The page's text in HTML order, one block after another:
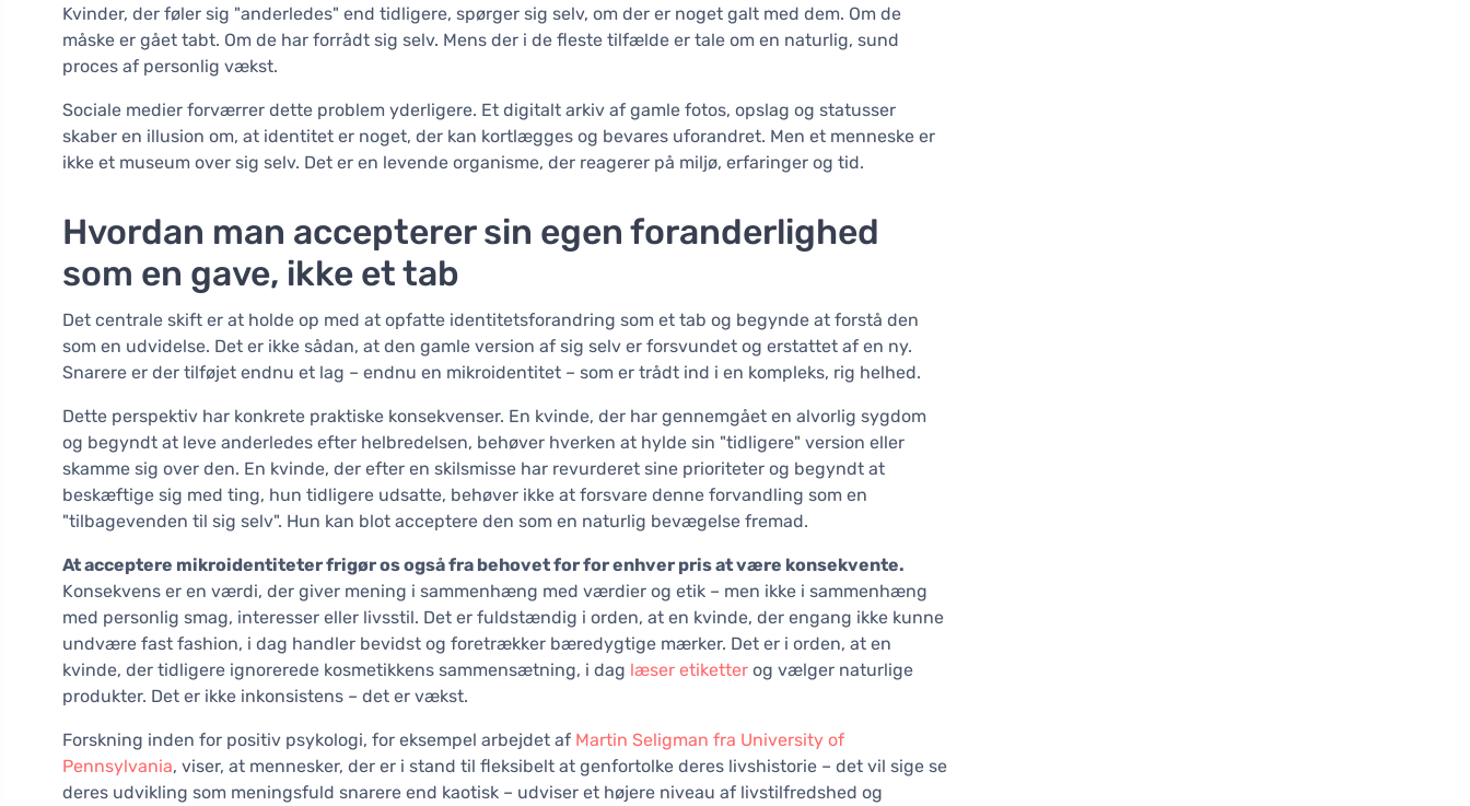
Kvinder, der føler sig "anderledes" end tidligere, spørger sig selv, om der er noget galt med dem. Om de
måske er gået tabt. Om de har forrådt sig selv. Mens der i de fleste tilfælde er tale om en naturlig, sund
proces af personlig vækst.
Sociale medier forværrer dette problem yderligere. Et digitalt arkiv af gamle fotos, opslag og statusser
skaber en illusion om, at identitet er noget, der kan kortlægges og bevares uforandret. Men et menneske er
ikke et museum over sig selv. Det er en levende organisme, der reagerer på miljø, erfaringer og tid.
Hvordan man accepterer sin egen foranderlighed
som en gave, ikke et tab
Det centrale skift er at holde op med at opfatte identitetsforandring som et tab og begynde at forstå den
som en udvidelse. Det er ikke sådan, at den gamle version af sig selv er forsvundet og erstattet af en ny.
Snarere er der tilføjet endnu et lag – endnu en mikroidentitet – som er trådt ind i en kompleks, rig helhed.
Dette perspektiv har konkrete praktiske konsekvenser. En kvinde, der har gennemgået en alvorlig sygdom
og begyndt at leve anderledes efter helbredelsen, behøver hverken at hylde sin "tidligere" version eller
skamme sig over den. En kvinde, der efter en skilsmisse har revurderet sine prioriteter og begyndt at
beskæftige sig med ting, hun tidligere udsatte, behøver ikke at forsvare denne forvandling som en
"tilbagevenden til sig selv". Hun kan blot acceptere den som en naturlig bevægelse fremad.
At acceptere mikroidentiteter frigør os også fra behovet for for enhver pris at være konsekvente.
Konsekvens er en værdi, der giver mening i sammenhæng med værdier og etik – men ikke i sammenhæng
med personlig smag, interesser eller livsstil. Det er fuldstændig i orden, at en kvinde, der engang ikke kunne
undvære fast fashion, i dag handler bevidst og foretrækker bæredygtige mærker. Det er i orden, at en
kvinde, der tidligere ignorerede kosmetikkens sammensætning, i dag læser etiketter og vælger naturlige
produkter. Det er ikke inkonsistens – det er vækst.
Forskning inden for positiv psykologi, for eksempel arbejdet af Martin Seligman fra University of
Pennsylvania, viser, at mennesker, der er i stand til fleksibelt at genfortolke deres livshistorie – det vil sige se
deres udvikling som meningsfuld snarere end kaotisk – udviser et højere niveau af livstilfredshed og